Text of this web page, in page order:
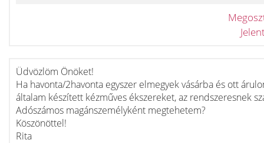
Üdvözlöm Önöket!
Ha havonta/2havonta egyszer elmegyek vásárba és ott
általam készített kézműves ékszereket, az rendszeresnek
Adószámos magánszemélyként megtehetem?
Köszönöttel!
Rita